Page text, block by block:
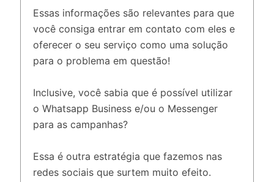
Essas informações são relevantes para que
você consiga entrar em contato com eles e
oferecer o seu serviço como uma solução
para o problema em questão!
Inclusive, você sabia que é possível utilizar
o Whatsapp Business e/ou o Messenger
para as campanhas?
Essa é outra estratégia que fazemos nas
redes sociais que surtem muito efeito.